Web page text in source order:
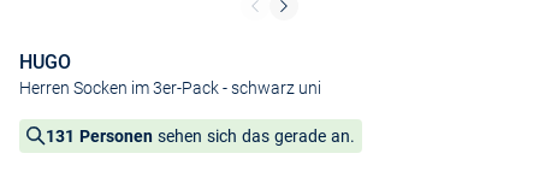
HUGO
Herren Socken im 3er-Pack- schwarz uni
131 Personen sehen sich das gerade an.